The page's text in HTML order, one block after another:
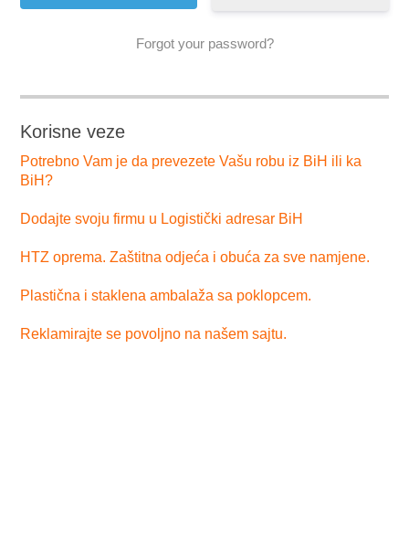
Forgot your password?
Korisne veze
Potrebno Vam je da prevezete Vašu robu iz BiH ili ka
BiH?
Dodajte svoju firmu u Logistički adresar BiH
HTZ oprema. Zaštitna odjeća i obuća za sve namjene.
Plastična i staklena ambalaža sa poklopcem.
Reklamirajte se povoljno na našem sajtu.